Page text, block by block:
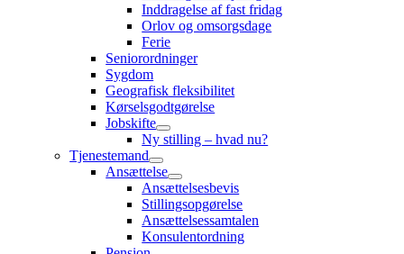
Inddragelse af fast fridag
Orlov og omsorgsdage
Ferie
Seniorordninger
Sygdom
Geografisk fleksibilitet
Kørselsgodtgørelse
Jobskifte
Ny stilling – hvad nu?
Tjenestemand
Ansættelse
Ansættelsesbevis
Stillingsopgørelse
Ansættelsessamtalen
Konsulentordning